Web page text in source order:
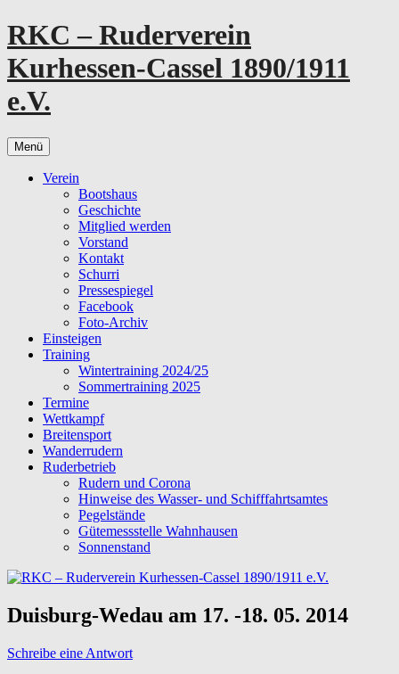
Zum
Inhalt
springen
RKC – Ruderverein
Kurhessen-Cassel 1890/1911
e.V.
Menü
Verein
Bootshaus
Geschichte
Mitglied werden
Vorstand
Kontakt
Schurri
Pressespiegel
Facebook
Foto-Archiv
Einsteigen
Training
Wintertraining 2024/25
Sommertraining 2025
Termine
Wettkampf
Breitensport
Wanderrudern
Ruderbetrieb
Rudern und Corona
Hinweise des Wasser- und Schifffahrtsamtes
Pegelstände
Gütemessstelle Wahnhausen
Sonnenstand
Duisburg-Wedau am 17. -18. 05. 2014
Schreibe eine Antwort